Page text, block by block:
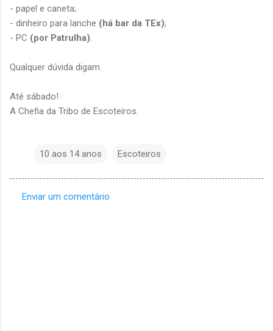
- papel e caneta;
- dinheiro para lanche (há bar da TEx);
- PC (por Patrulha)
Qualquer dúvida digam.
Até sábado!
A Chefia da Tribo de Escoteiros.
10 aos 14 anos Escoteiros
Enviar um comentário